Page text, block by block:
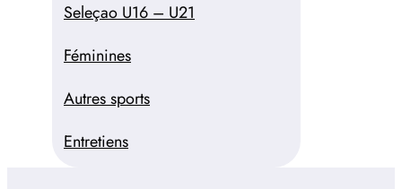
Seleçao U16 – U21
Féminines
Autres sports
Entretiens